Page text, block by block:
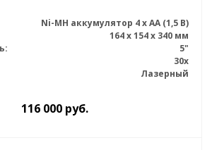
Ni-MH аккумулятор 4 х АА (1,5 В)
164 x 154 x 340 мм
5"
30x
Лазерный
116 000руб.